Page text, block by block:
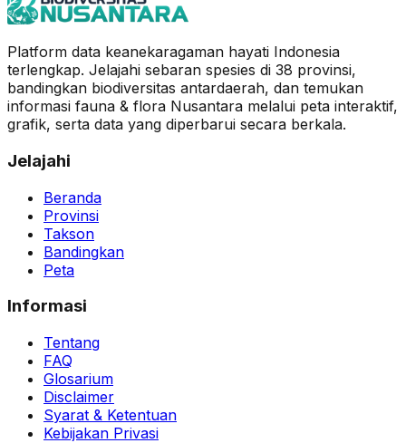
Platform data keanekaragaman hayati Indonesia
terlengkap. Jelajahi sebaran spesies di 38 provinsi,
bandingkan biodiversitas antardaerah, dan temukan
informasi fauna & flora Nusantara melalui peta interaktif,
grafik, serta data yang diperbarui secara berkala.
Jelajahi
Beranda
Provinsi
Takson
Bandingkan
Peta
Informasi
Tentang
FAQ
Glosarium
Disclaimer
Syarat & Ketentuan
Kebijakan Privasi